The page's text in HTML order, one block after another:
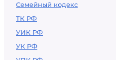
Семейный кодекс
ТК РФ
УИК РФ
УК РФ